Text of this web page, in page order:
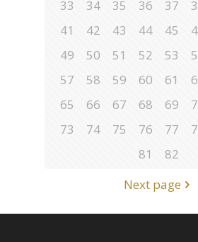
33
34 35 36 37
41
42 43 44 45
49
50 51 52 53
57
58 59 60 61
65
66 67 68 69
73
74 75 76 77
81
82
Next page